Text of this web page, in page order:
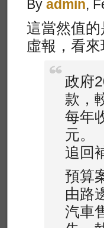
By admin,
這當然值
虛報，看
政府
款，
每年
元。
追回
預算
由路
汽車